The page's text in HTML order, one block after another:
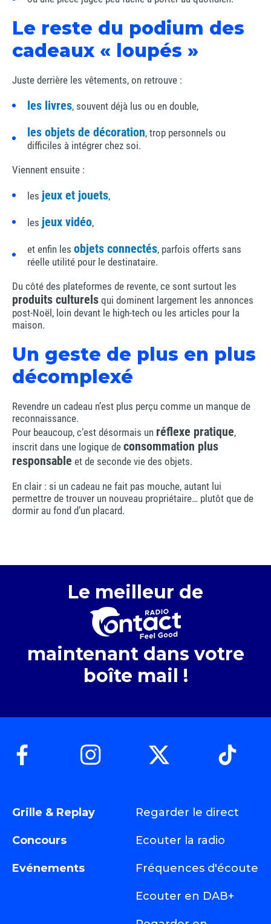
Le reste du podium des
cadeaux « loupés »
Juste derrière les vêtements, on retrouve :
les livres, souvent déjà lus ou en double,
les objets de décoration, trop personnels ou
difficiles à intégrer chez soi.
Viennent ensuite :
les jeux et jouets,
les jeux vidéo,
et enfin les objets connectés, parfois offerts sans
réelle utilité pour le destinataire.
Du côté des plateformes de revente, ce sont surtout les
produits culturels qui dominent largement les annonces
post-Noël, loin devant le high-tech ou les articles pour la
maison.
Un geste de plus en plus
décomplexé
Revendre un cadeau n’est plus perçu comme un manque de
reconnaissance.
Pour beaucoup, c’est désormais un réflexe pratique,
inscrit dans une logique de consommation plus
responsable et de seconde vie des objets.
En clair : si un cadeau ne fait pas mouche, autant lui
permettre de trouver un nouveau propriétaire… plutôt que de
dormir au fond d’un placard.
Le meilleur de
maintenant dans votre
boîte mail !
Grille & Replay
Concours
Evénements
Regarder le direct
Ecouter la radio
Fréquences d'écoute
Ecouter en DAB+